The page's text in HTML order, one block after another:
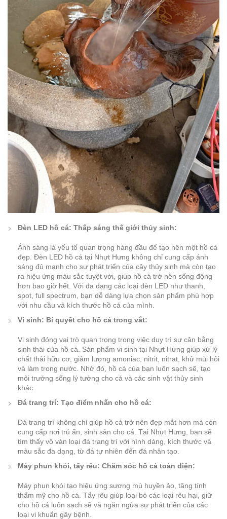
Đèn LED hồ cá: Thắp sáng thế giới thủy sinh:
Ánh sáng là yếu tố quan trọng hàng đầu để tạo nên một hồ cá
đẹp. Đèn LED hồ cá tại Nhựt Hưng không chỉ cung cấp ánh
sáng đủ mạnh cho sự phát triển của cây thủy sinh mà còn tạo
ra hiệu ứng màu sắc tuyệt vời, giúp hồ cá trở nên sống động
hơn bao giờ hết. Với đa dạng các loại đèn LED như thanh,
spot, full spectrum, bạn dễ dàng lựa chọn sản phẩm phù hợp
với nhu cầu và kích thước hồ cá của mình.
Vi sinh: Bí quyết cho hồ cá trong vắt:
Vi sinh đóng vai trò quan trọng trong việc duy trì sự cân bằng
sinh thái của hồ cá. Sản phẩm vi sinh tại Nhựt Hưng giúp xử lý
chất thải hữu cơ, giảm lượng amoniac, nitrit, nitrat, khử mùi hôi
và làm trong nước. Nhờ đó, hồ cá của bạn luôn sạch sẽ, tạo
môi trường sống lý tưởng cho cá và các sinh vật thủy sinh
khác.
Đá trang trí: Tạo điểm nhấn cho hồ cá:
Đá trang trí không chỉ giúp hồ cá trở nên đẹp mắt hơn mà còn
cung cấp nơi trú ẩn, sinh sản cho cá. Tại Nhựt Hưng, bạn sẽ
tìm thấy vô vàn loại đá trang trí với hình dáng, kích thước và
màu sắc đa dạng, từ đá tự nhiên đến đá nhân tạo.
Máy phun khói, tẩy rêu: Chăm sóc hồ cá toàn diện:
Máy phun khói tạo hiệu ứng sương mù huyền ảo, tăng tính
thẩm mỹ cho hồ cá. Tẩy rêu giúp loại bỏ các loại rêu hại, giữ
cho hồ cá luôn sạch sẽ và ngăn ngừa sự phát triển của các
loại vi khuẩn gây bệnh.